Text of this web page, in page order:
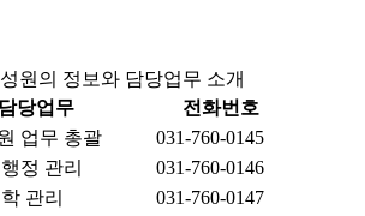
원의 정보와 담당업무 소개
담당업무
전화번호
업무 총괄
031-760-0145
정 관리
031-760-0146
관리
031-760-0147